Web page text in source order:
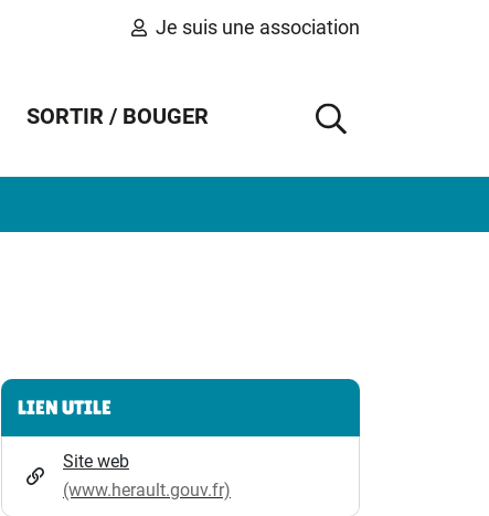
Je suis une association
SORTIR / BOUGER
AFFICHER
Informations complémentaires
LIEN UTILE
Site web
(www.herault.gouv.fr)